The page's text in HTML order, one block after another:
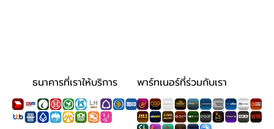
ธนาคารที่เราให้บริการ พาร์ทเนอร์ที่ร่วมกับเรา